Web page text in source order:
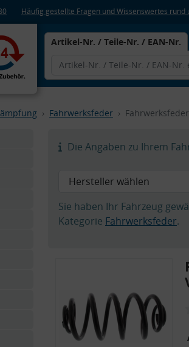
Häufig gestellte Fragen und Wissenswertes rund
Artikel-Nr. / Teile-Nr. / EAN-Nr.
Fahrwerksfeder Fahrwerksfeder
Die Angaben zu Ihrem
Sie haben Ihr Fahrzeug
Kategorie Fahrwerksfeder.